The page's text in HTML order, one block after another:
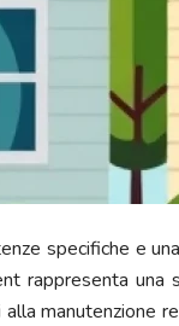
specifiche e
rappresenta